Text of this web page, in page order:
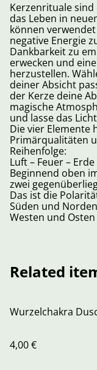
Kerzenrituale
das Leben in
können
negative Energie
Dankbarkeit zu
erwecken und
herzustellen.
deiner Absicht
der Kerze deine
magische
und lasse das
Die vier Elemente
Primärqualitäten
Reihenfolge:
Luft – Feuer –
Beginnend oben
zwei
Das ist die
Süden und
Westen und
Related
Wurzelchakra
4,00 €